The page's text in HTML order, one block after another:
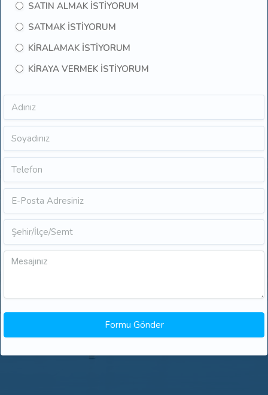
SATIN ALMAK İSTİYORUM
SATMAK İSTİYORUM
KİRALAMAK İSTİYORUM
KİRAYA VERMEK İSTİYORUM